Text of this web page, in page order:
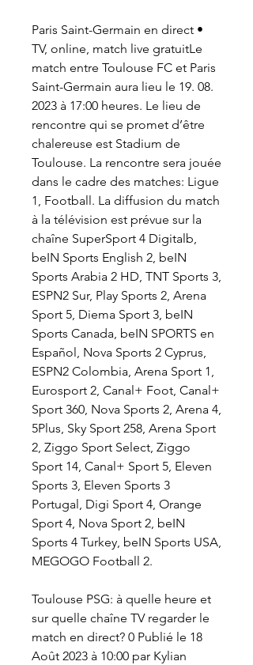
Paris Saint-Germain en direct •
TV, online, match live gratuitLe
match entre Toulouse FC et Paris
Saint-Germain aura lieu le 19. 08.
2023 à 17:00 heures. Le lieu de
rencontre qui se promet d’être
chalereuse est Stadium de
Toulouse. La rencontre sera jouée
dans le cadre des matches: Ligue
1, Football. La diffusion du match
à la télévision est prévue sur la
chaîne SuperSport 4 Digitalb,
beIN Sports English 2, beIN
Sports Arabia 2 HD, TNT Sports 3,
ESPN2 Sur, Play Sports 2, Arena
Sport 5, Diema Sport 3, beIN
Sports Canada, beIN SPORTS en
Español, Nova Sports 2 Cyprus,
ESPN2 Colombia, Arena Sport 1,
Eurosport 2, Canal+ Foot, Canal+
Sport 360, Nova Sports 2, Arena 4,
5Plus, Sky Sport 258, Arena Sport
2, Ziggo Sport Select, Ziggo
Sport 14, Canal+ Sport 5, Eleven
Sports 3, Eleven Sports 3
Portugal, Digi Sport 4, Orange
Sport 4, Nova Sport 2, beIN
Sports 4 Turkey, beIN Sports USA,
MEGOGO Football 2.
Toulouse PSG: à quelle heure et
sur quelle chaîne TV regarder le
match en direct? 0 Publié le 18
Août 2023 à 10:00 par Kylian